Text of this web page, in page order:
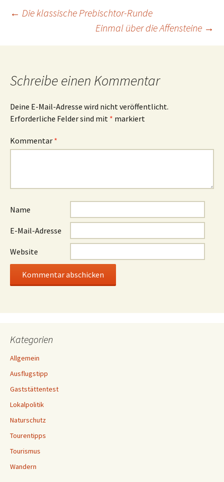
Beitrags-
Navigation
← Die klassische Prebischtor-Runde
Einmal über die Affensteine →
Schreibe einen Kommentar
Deine E-Mail-Adresse wird nicht veröffentlicht.
Erforderliche Felder sind mit * markiert
Kommentar *
Name
E-Mail-Adresse
Website
Kategorien
Allgemein
Ausflugstipp
Gaststättentest
Lokalpolitik
Naturschutz
Tourentipps
Tourismus
Wandern